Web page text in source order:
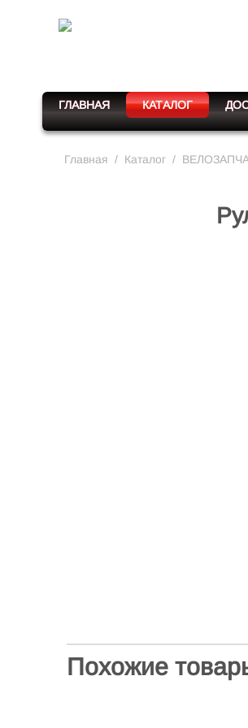
ГЛАВНАЯ КАТАЛОГ
Главная / Каталог /
Похожие